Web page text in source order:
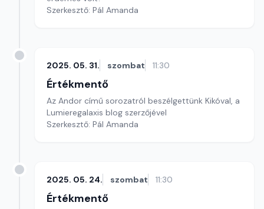
Szerkesztő: Pál Amanda
2025. 05. 31. szombat 11:30
Értékmentő
Az Andor című sorozatról beszélgettünk Kikóval, a
Lumieregalaxis blog szerzőjével
Szerkesztő: Pál Amanda
2025. 05. 24. szombat 11:30
Értékmentő